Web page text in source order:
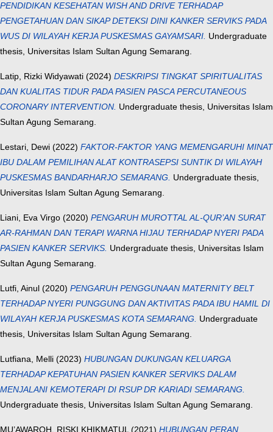
PENDIDIKAN KESEHATAN WISH AND DRIVE TERHADAP
PENGETAHUAN DAN SIKAP DETEKSI DINI KANKER SERVIKS PADA
WUS DI WILAYAH KERJA PUSKESMAS GAYAMSARI. Undergraduate
thesis, Universitas Islam Sultan Agung Semarang.
Latip, Rizki Widyawati (2024) DESKRIPSI TINGKAT SPIRITUALITAS
DAN KUALITAS TIDUR PADA PASIEN PASCA PERCUTANEOUS
CORONARY INTERVENTION. Undergraduate thesis, Universitas Islam
Sultan Agung Semarang.
Lestari, Dewi (2022) FAKTOR-FAKTOR YANG MEMENGARUHI MINAT
IBU DALAM PEMILIHAN ALAT KONTRASEPSI SUNTIK DI WILAYAH
PUSKESMAS BANDARHARJO SEMARANG. Undergraduate thesis,
Universitas Islam Sultan Agung Semarang.
Liani, Eva Virgo (2020) PENGARUH MUROTTAL AL-QUR’AN SURAT
AR-RAHMAN DAN TERAPI WARNA HIJAU TERHADAP NYERI PADA
PASIEN KANKER SERVIKS. Undergraduate thesis, Universitas Islam
Sultan Agung Semarang.
Lutfi, Ainul (2020) PENGARUH PENGGUNAAN MATERNITY BELT
TERHADAP NYERI PUNGGUNG DAN AKTIVITAS PADA IBU HAMIL DI
WILAYAH KERJA PUSKESMAS KOTA SEMARANG. Undergraduate
thesis, Universitas Islam Sultan Agung Semarang.
Lutfiana, Melli (2023) HUBUNGAN DUKUNGAN KELUARGA
TERHADAP KEPATUHAN PASIEN KANKER SERVIKS DALAM
MENJALANI KEMOTERAPI DI RSUP DR KARIADI SEMARANG.
Undergraduate thesis, Universitas Islam Sultan Agung Semarang.
MU’AWAROH, RISKI KHIKMATUL(2021) HUBUNGAN PERAN